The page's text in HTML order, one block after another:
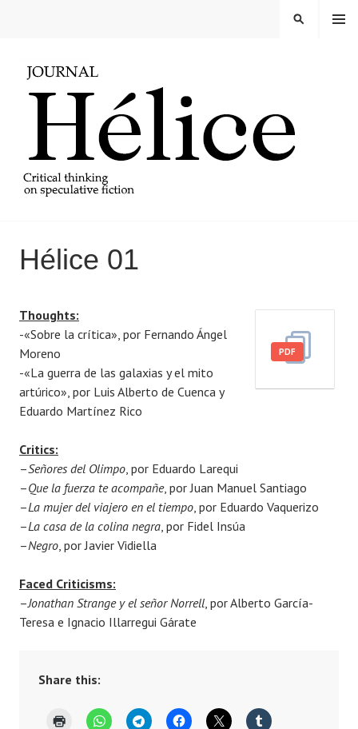
REVISTA HELICE
MENU
SEARCH
Hélice 01
o
s
t
e
d
o
1
4
J
u
l
y
2
0
1
y
i
s
m
a
e
PDF
Thoughts:
-«Sobre la crítica», por Fernando Ángel
Moreno
-«La guerra de las galaxias y el mito
artúrico», por Luis Alberto de Cuenca y
Eduardo Martínez Rico
Critics:
–Señores del Olimpo, por Eduardo Larequi
–Que la fuerza te acompañe, por Juan Manuel Santiago
–La mujer del viajero en el tiempo, por Eduardo Vaquerizo
–La casa de la colina negra, por Fidel Insúa
–Negro, por Javier Vidiella
Faced Criticisms:
–Jonathan Strange y el señor Norrell, por Alberto García-
Teresa e Ignacio Illarregui Gárate
Share this: